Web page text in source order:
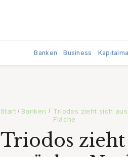
Banken Business
Start / Banken / Triodos zieht sich
Fläche
Triodos zieht